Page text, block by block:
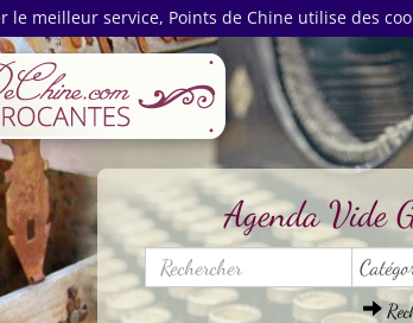
le meilleur service, Points de Chine utilise des
Agenda Vide